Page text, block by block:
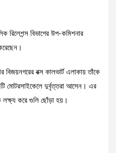
রিলেশন্স বিভাগের উপ-কমিশনার
বক্স কালভার্ট এলাকায় তাঁকে
মোটরসাইকেলে দুর্বৃত্তরা আসেন। এর
লক্ষ্য করে গুলি ছোঁড়া হয়।